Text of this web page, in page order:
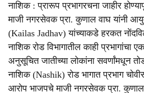
a
r
e
नाशिक : प्रारूप प्रभागरचना जाहीर
माजी नगरसेवक प्रा. कुणाल वाघ यांनी
(Kailas Jadhav) यांच्याकडे हरकत
नाशिक रोड विभागातील काही प्रभागांचा
अनुसूचित जातीच्या लोकांना सवर्णांमधून
नाशिक (Nashik) रोड भागात प्रभाग
आरोप भाजपचे माजी नगरसेवक प्रा. कुणाल